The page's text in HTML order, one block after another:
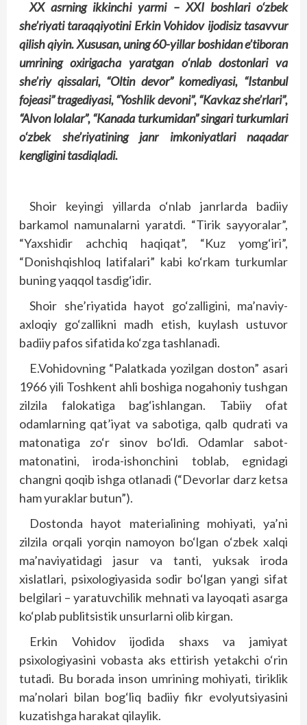
XX asrning ikkinchi yarmi – XXI boshlari o‘zbek
she’riyati taraqqiyotini Erkin Vohidov ijodisiz tasavvur
qilish qiyin. Xususan, uning 60-yillar boshidan e’tiboran
umrining oxirigacha yaratgan o‘nlab dostonlari va
she’riy qissalari, “Oltin devor” komediyasi, “Istanbul
fojeasi” tragediyasi, “Yoshlik devoni”, “Kavkaz she’rlari”,
“Alvon lolalar”, “Kanada turkumidan” singari turkumlari
o‘zbek she’riyatining janr imkoniyatlari naqadar
kengligini tasdiqladi.
Shoir keyingi yillarda o‘nlab janrlarda badiiy
barkamol namunalarni yaratdi. “Tirik sayyoralar”,
“Yaxshidir achchiq haqiqat”, “Kuz yomg‘iri”,
“Donishqishloq latifalari” kabi ko‘rkam turkumlar
buning yaqqol tasdig‘idir.
Shoir she’riyatida hayot go‘zalligini, ma’naviy-
axloqiy go‘zallikni madh etish, kuylash ustuvor
badiiy pafos sifatida ko‘zga tashlanadi.
E.Vohidovning “Palatkada yozilgan doston” asari
1966 yili Toshkent ahli boshiga nogahoniy tushgan
zilzila falokatiga bag‘ishlangan. Tabiiy ofat
odamlarning qat’iyat va sabotiga, qalb qudrati va
matonatiga zo‘r sinov bo‘ldi. Odamlar sabot-
matonatini, iroda-ishonchini toblab, egnidagi
changni qoqib ishga otlanadi (“Devorlar darz ketsa
ham yuraklar butun”).
Dostonda hayot materialining mohiyati, ya’ni
zilzila orqali yorqin namoyon bo‘lgan o‘zbek xalqi
ma’naviyatidagi jasur va tanti, yuksak iroda
xislatlari, psixologiyasida sodir bo‘lgan yangi sifat
belgilari – yaratuvchilik mehnati va layoqati asarga
ko‘plab publitsistik unsurlarni olib kirgan.
Erkin Vohidov ijodida shaxs va jamiyat
psixologiyasini vobasta aks ettirish yetakchi o‘rin
tutadi. Bu borada inson umrining mohiyati, tiriklik
ma’nolari bilan bog‘liq badiiy fikr evolyutsiyasini
kuzatishga harakat qilaylik.